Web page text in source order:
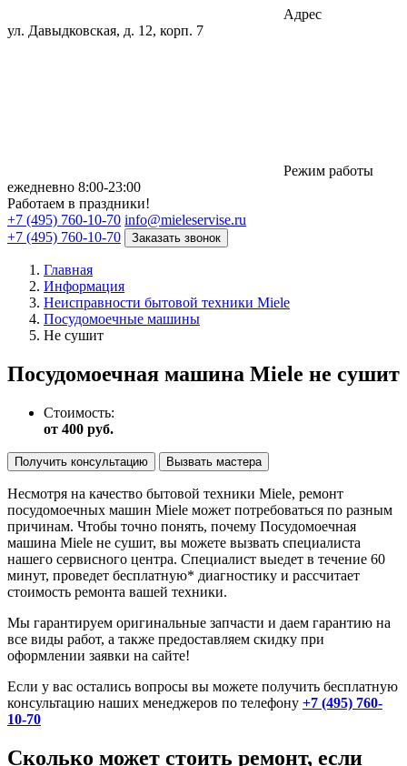
Адрес
ул. Давыдковская, д. 12, корп. 7
Режим работы
eжедневно 8:00-23:00
Работаем в праздники!
+7 (495) 760-10-70 info@mieleservise.ru
+7 (495) 760-10-70
Заказать звонок
Главная
Информация
Неисправности бытовой техники Miele
Посудомоечные машины
Не сушит
Посудомоечная машина Miele не сушит
Стоимость:
от 400 руб.
Получить консультацию Вызвать мастера
Несмотря на качество бытовой техники Miele, ремонт
посудомоечных машин Miele может потребоваться по разным
причинам. Чтобы точно понять, почему Посудомоечная
машина Miele не сушит, вы можете вызвать специалиста
нашего сервисного центра. Специалист выедет в течение 60
минут, проведет бесплатную* диагностику и рассчитает
стоимость ремонта вашей техники.
Мы гарантируем оригинальные запчасти и даем гарантию на
все виды работ, а также предоставляем скидку при
оформлении заявки на сайте!
Если у вас остались вопросы вы можете получить бесплатную
консультацию наших менеджеров по телефону +7 (495) 760-
10-70
Сколько может стоить ремонт, если